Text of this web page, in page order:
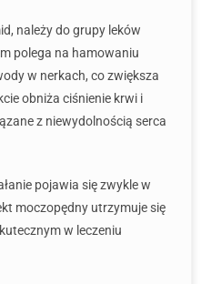
należy do grupy leków
polega na hamowaniu
w nerkach, co zwiększa
obniża ciśnienie krwi i
z niewydolnością serca
pojawia się zwykle w
moczopędny utrzymuje się
w leczeniu